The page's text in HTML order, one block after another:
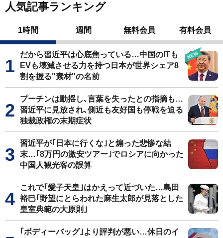
人気記事ランキング
1時間 週間 無料会員 有料会員
だから習近平は心底焦っている…中国のITも
EVも壊滅させる力を持つ日本が世界シェア8
割を握る"素材"の名前
プーチンは動揺し､言葉を失ったとの指摘も…
習近平に見放され､側近も友好国も停戦を迫る
独裁政権の末期症状
習近平が｢日本に行くな｣と煽った悲惨な結
末…｢8万円の激安ツアー｣でロシアに向かった
中国人観光客の誤算
これで｢愛子天皇｣はかえって近づいた…島田
裕巳｢野望にとらわれた麻生太郎が見落とした
皇室典範の大原則｣
｢ボディーバッグ｣より評判が悪い…休日のイ